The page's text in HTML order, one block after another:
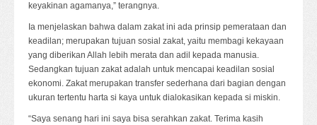
keyakinan agamanya,” terangnya.
Ia menjelaskan bahwa dalam zakat ini ada prinsip pemerataan dan
keadilan; merupakan tujuan sosial zakat, yaitu membagi kekayaan
yang diberikan Allah lebih merata dan adil kepada manusia.
Sedangkan tujuan zakat adalah untuk mencapai keadilan sosial
ekonomi. Zakat merupakan transfer sederhana dari bagian dengan
ukuran tertentu harta si kaya untuk dialokasikan kepada si miskin.
“Saya senang hari ini saya bisa serahkan zakat. Terima kasih